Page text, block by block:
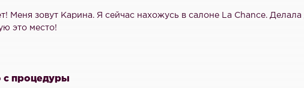
Меня зовут Карина. Я сейчас нахожусь в салоне La Chance. Делала
это место!
с процедуры